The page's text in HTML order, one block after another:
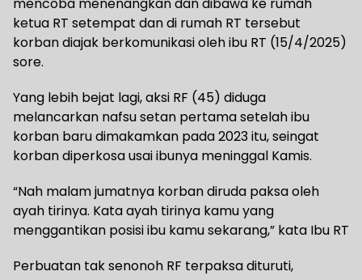
ketua RT setempat dan di rumah RT tersebut
korban diajak berkomunikasi oleh ibu RT (15/4/2025)
sore.
Yang lebih bejat lagi, aksi RF (45) diduga
melancarkan nafsu setan pertama setelah ibu
korban baru dimakamkan pada 2023 itu, seingat
korban diperkosa usai ibunya meninggal Kamis.
“Nah malam jumatnya korban diruda paksa oleh
ayah tirinya. Kata ayah tirinya kamu yang
menggantikan posisi ibu kamu sekarang,” kata Ibu RT
Perbuatan tak senonoh RF terpaksa dituruti,